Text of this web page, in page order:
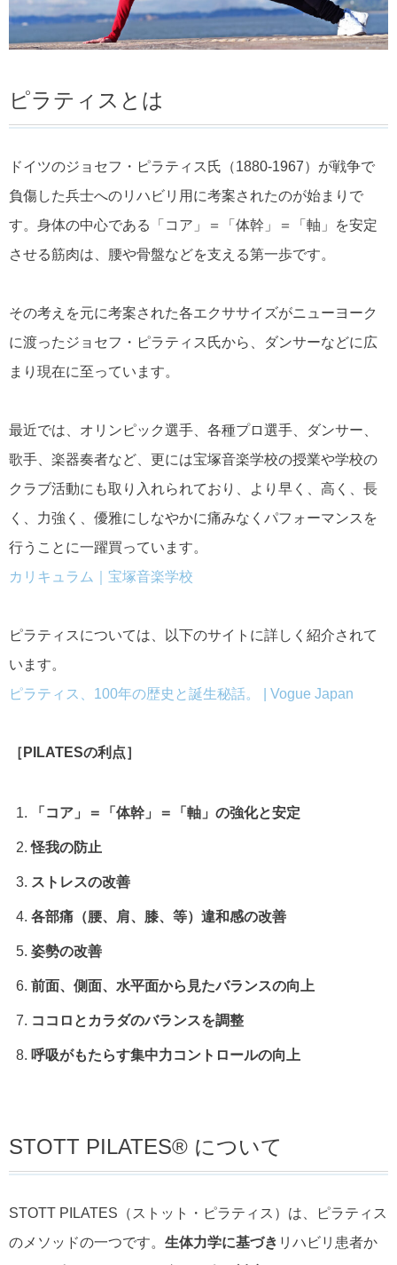
ピラティスとは
ドイツのジョセフ・ピラティス氏（1880-1967）が戦争で
負傷した兵士へのリハビリ用に考案されたのが始まりで
す。身体の中心である「コア」＝「体幹」＝「軸」を安定
させる筋肉は、腰や骨盤などを支える第一歩です。
その考えを元に考案された各エクササイズがニューヨーク
に渡ったジョセフ・ピラティス氏から、ダンサーなどに広
まり現在に至っています。
最近では、オリンピック選手、各種プロ選手、ダンサー、
歌手、楽器奏者など、更には宝塚音楽学校の授業や学校の
クラブ活動にも取り入れられており、より早く、高く、長
く、力強く、優雅にしなやかに痛みなくパフォーマンスを
行うことに一躍買っています。
カリキュラム｜宝塚音楽学校
ピラティスについては、以下のサイトに詳しく紹介されて
います。
ピラティス、100年の歴史と誕生秘話。 | Vogue Japan
［PILATESの利点］
「コア」＝「体幹」＝「軸」の強化と安定
怪我の防止
ストレスの改善
各部痛（腰、肩、膝、等）違和感の改善
姿勢の改善
前面、側面、水平面から見たバランスの向上
ココロとカラダのバランスを調整
呼吸がもたらす集中力コントロールの向上
STOTT PILATES® について
STOTT PILATES（ストット・ピラティス）は、ピラティス
のメソッドの一つです。 生体力学に基づき リハビリ患者か